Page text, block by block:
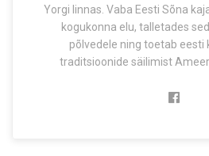
Yorgi linnas. Vaba Eesti Sõna
kogukonna elu, talletades
põlvedele ning toetab eesti
traditsioonide säilimist